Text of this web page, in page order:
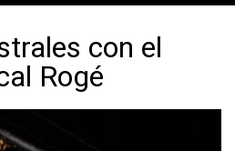
con el
Rogé
s